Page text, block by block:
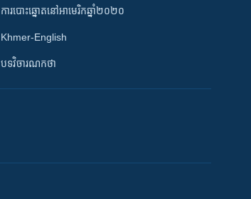
ការបោះឆ្នោតនៅអាមេរិកឆ្នាំ២០២០
Khmer-English
បទវិចារណកថា